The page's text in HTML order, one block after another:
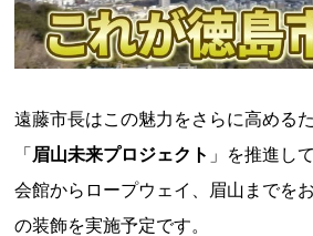
遠藤市長はこの魅力をさらに高める
「 眉山未来プロジェクト 」を推進し
会館からロープウェイ、眉山までを
の装飾を実施予定です。